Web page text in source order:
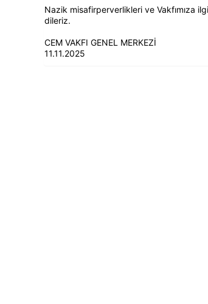
Nazik misafirperverlikleri ve Vakfımıza
dileriz.
CEM VAKFI GENEL MERKEZİ
11.11.2025